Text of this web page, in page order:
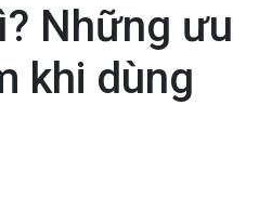
Những ưu
khi dùng